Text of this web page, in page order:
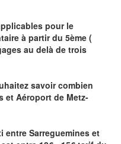
pour le
à partir du 5ème (
au delà de trois
savoircombien
et Aéroport de Metz-
entre Sarreguemines et